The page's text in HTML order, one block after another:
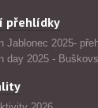
přehlídky
Jablonec 2025-
day 2025 -